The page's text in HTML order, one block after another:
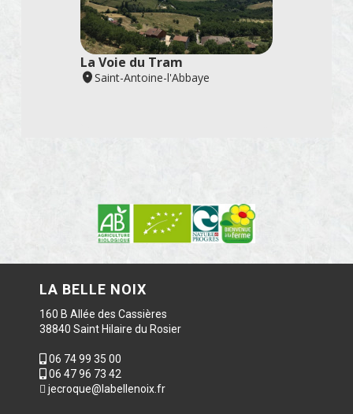
LA BELLE NOIX
160 B Allée des Cassières
38840 Saint Hilaire du Rosier
06 74 99 35 00
06 47 96 73 42
jecroque@labellenoix.fr